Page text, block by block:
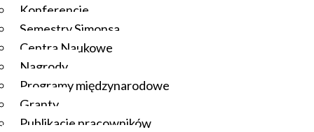
Konferencje
Semestry Simonsa
Centra Naukowe
Nagrody
Programy międzynarodowe
Granty
Publikacje pracowników